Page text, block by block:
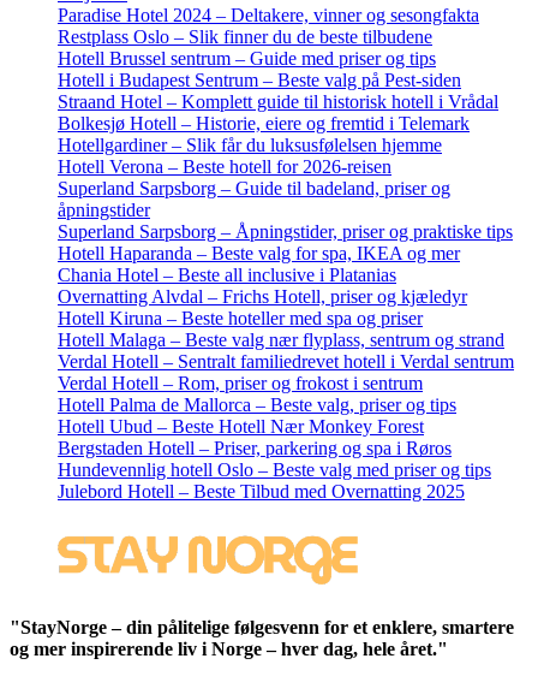
Paradise Hotel 2024 – Deltakere, vinner og sesongfakta
Restplass Oslo – Slik finner du de beste tilbudene
Hotell Brussel sentrum – Guide med priser og tips
Hotell i Budapest Sentrum – Beste valg på Pest-siden
Straand Hotel – Komplett guide til historisk hotell i Vrådal
Bolkesjø Hotell – Historie, eiere og fremtid i Telemark
Hotellgardiner – Slik får du luksusfølelsen hjemme
Hotell Verona – Beste hotell for 2026-reisen
Superland Sarpsborg – Guide til badeland, priser og
åpningstider
Superland Sarpsborg – Åpningstider, priser og praktiske tips
Hotell Haparanda – Beste valg for spa, IKEA og mer
Chania Hotel – Beste all inclusive i Platanias
Overnatting Alvdal – Frichs Hotell, priser og kjæledyr
Hotell Kiruna – Beste hoteller med spa og priser
Hotell Malaga – Beste valg nær flyplass, sentrum og strand
Verdal Hotell – Sentralt familiedrevet hotell i Verdal sentrum
Verdal Hotell – Rom, priser og frokost i sentrum
Hotell Palma de Mallorca – Beste valg, priser og tips
Hotell Ubud – Beste Hotell Nær Monkey Forest
Bergstaden Hotell – Priser, parkering og spa i Røros
Hundevennlig hotell Oslo – Beste valg med priser og tips
Julebord Hotell – Beste Tilbud med Overnatting 2025
"StayNorge – din pålitelige følgesvenn for et enklere, smartere
og mer inspirerende liv i Norge – hver dag, hele året."